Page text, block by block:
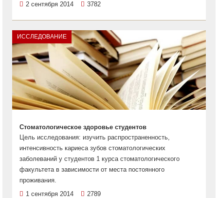
2 сентября 2014
3782
ИССЛЕДОВАНИЕ
Стоматологическое здоровье студентов
Цель исследования: изучить распространенность,
интенсивность кариеса зубов стоматологических
заболеваний у студентов 1 курса стоматологического
факультета в зависимости от места постоянного
проживания.
1 сентября 2014
2789